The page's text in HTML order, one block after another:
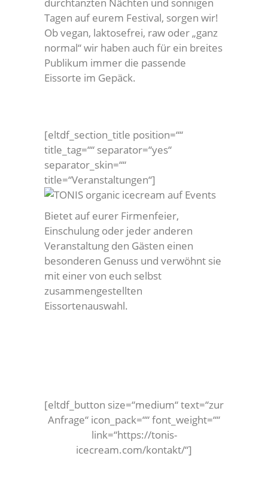
Tagen auf eurem Festival, sorgen wir!
Ob vegan, laktosefrei, raw oder „ganz
normal“ wir haben auch für ein breites
Publikum immer die passende
Eissorte im Gepäck.
[eltdf_section_title position=““
title_tag=““ separator=“yes“
separator_skin=““
title=“Veranstaltungen“]
Bietet auf eurer Firmenfeier,
Einschulung oder jeder anderen
Veranstaltung den Gästen einen
besonderen Genuss und verwöhnt sie
mit einer von euch selbst
zusammengestellten
Eissortenauswahl.
[eltdf_button size=“medium“ text=“zur
Anfrage“ icon_pack=““ font_weight=““
link=“https://tonis-
icecream.com/kontakt/“]